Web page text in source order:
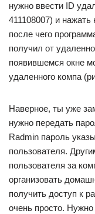
нужно ввести ID
411108007) и нажать
после чего
получил от
появившемся окне
удаленного компа
Наверное, ты уже
нужно передать
Radmin пароль
пользователя.
пользователя за
организовать
получить доступ к
очень просто. Нужно